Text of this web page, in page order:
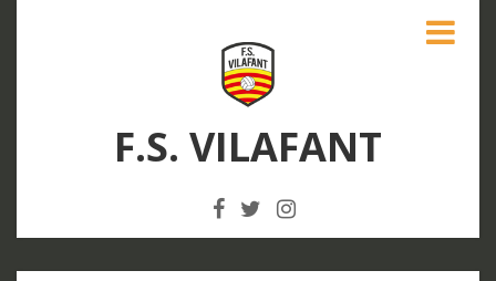
F.S. VILAFANT